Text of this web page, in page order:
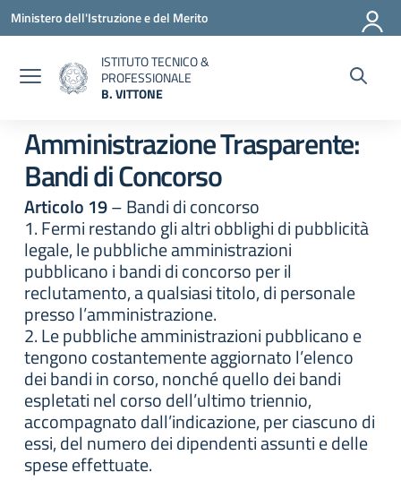
Vai ai contenuti
Vai al menu di navigazione
Vai al footer
Ministero dell'Istruzione e del Merito
ISTITUTO TECNICO &
PROFESSIONALE
B. VITTONE
Amministrazione Trasparente:
Bandi di Concorso
Articolo 19– Bandi di concorso
1. Fermi restando gli altri obblighi di pubblicità
legale, le pubbliche amministrazioni
pubblicano i bandi di concorso per il
reclutamento, a qualsiasi titolo, di personale
presso l’amministrazione.
2. Le pubbliche amministrazioni pubblicano e
tengono costantemente aggiornato l’elenco
dei bandi in corso, nonché quello dei bandi
espletati nel corso dell’ultimo triennio,
accompagnato dall’indicazione, per ciascuno di
essi, del numero dei dipendenti assunti e delle
spese effettuate.